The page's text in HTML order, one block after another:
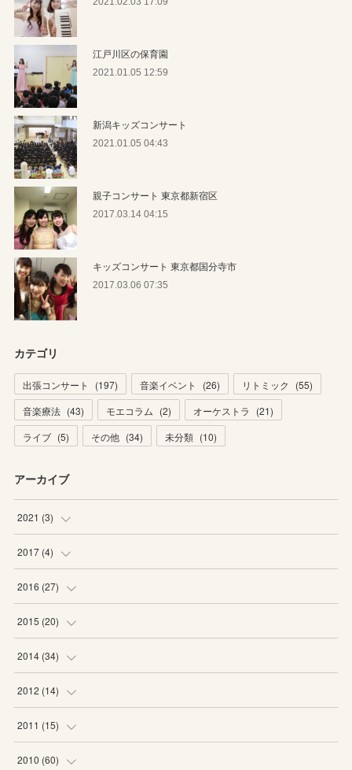
江戸川区の保育園
2021.01.05 12:59
新潟キッズコンサート
2021.01.05 04:43
親子コンサート 東京都新宿区
2017.03.14 04:15
キッズコンサート 東京都国分寺市
2017.03.06 07:35
カテゴリ
出張コンサート (197) 音楽イベント (26) リトミック (55)
音楽療法 (43) モエコラム (2) オーケストラ (21)
ライブ (5) その他 (34) 未分類 (10)
アーカイブ
2021 (3)
( )
(2
2017 (4)
(2
(2
2016 (27)
(6
(6
(2
(1
2015 (20)
(5
(2
(1
(1
2014 (34)
(4
(6
(2
2012 (14)
(1
(2
2011 (15)
(3
2010 (60)